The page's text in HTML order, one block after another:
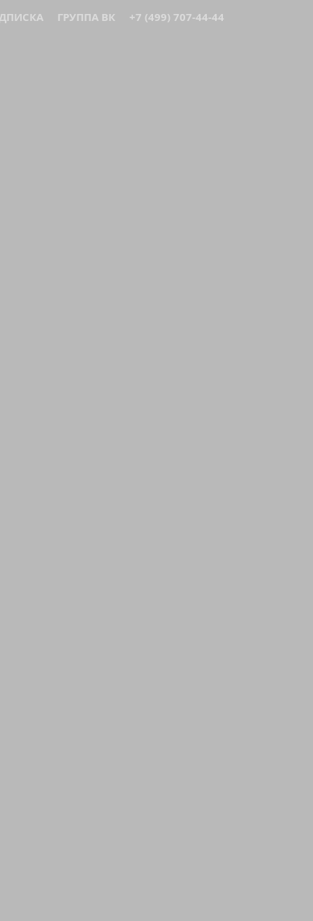
ГРУППА ВК +7 (499) 707-44-44